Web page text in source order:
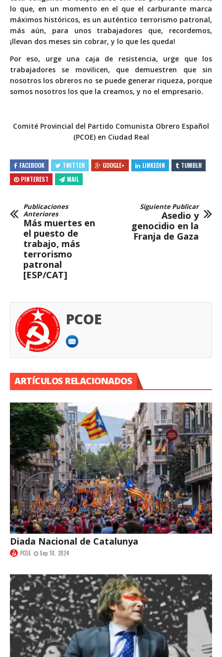
lo que, en un momento en el que el carburante marca
máximos históricos, es un auténtico terrorismo patronal,
más aún, para unos trabajadores que, recordemos,
¡llevan dos meses sin cobrar, y lo que les queda!
Por eso, urge una caja de resistencia, urge que los
trabajadores se movilicen, que demuestren que sin
nosotros los obreros no se puede generar riqueza, porque
somos nosotros los que la creamos, y no el empresario.
Comité Provincial del Partido Comunista Obrero Español
(PCOE) en Ciudad Real
FACEBOOK TWITTER GOOGLE+ LINKEDIN
TUMBLR
PINTEREST
MAIL
Publicaciones
Anteriores
Más muertes en
el puesto de
trabajo, más
terrorismo
patronal
[ESP/CAT]
Siguiente Publicar
Asedio y
genocidio en la
Franja de Gaza
PCOE
ARTÍCULOS RELACIONADOS
Diada Nacional de Catalunya
PCOE Sep 10, 2024